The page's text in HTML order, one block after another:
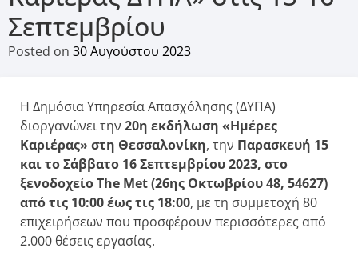
Σεπτεμβρίου
Posted on 30 Αυγούστου 2023
Η Δημόσια Υπηρεσία Απασχόλησης (ΔΥΠΑ)
διοργανώνει την 20η εκδήλωση «Ημέρες
Καριέρας» στη Θεσσαλονίκη, την Παρασκευή 15
και το Σάββατο 16 Σεπτεμβρίου 2023, στο
ξενοδοχείο The Met (26ης Οκτωβρίου 48, 54627)
από τις 10:00 έως τις 18:00, με τη συμμετοχή 80
επιχειρήσεων που προσφέρουν περισσότερες από
2.000 θέσεις εργασίας.